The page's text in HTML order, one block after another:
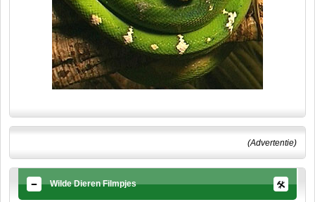
(Advertentie)
Wilde Dieren Filmpjes